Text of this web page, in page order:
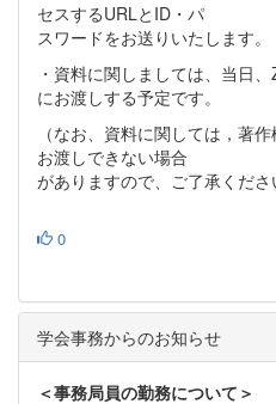
セスするURLとID・パ
スワードをお送りいたします。
・資料に関しましては、当日
にお渡しする予定です。
（なお、資料に関しては，著
お渡しできない場合
がありますので、ご了承くださ
0
学会事務からのお知らせ
＜事務局員の勤務について＞